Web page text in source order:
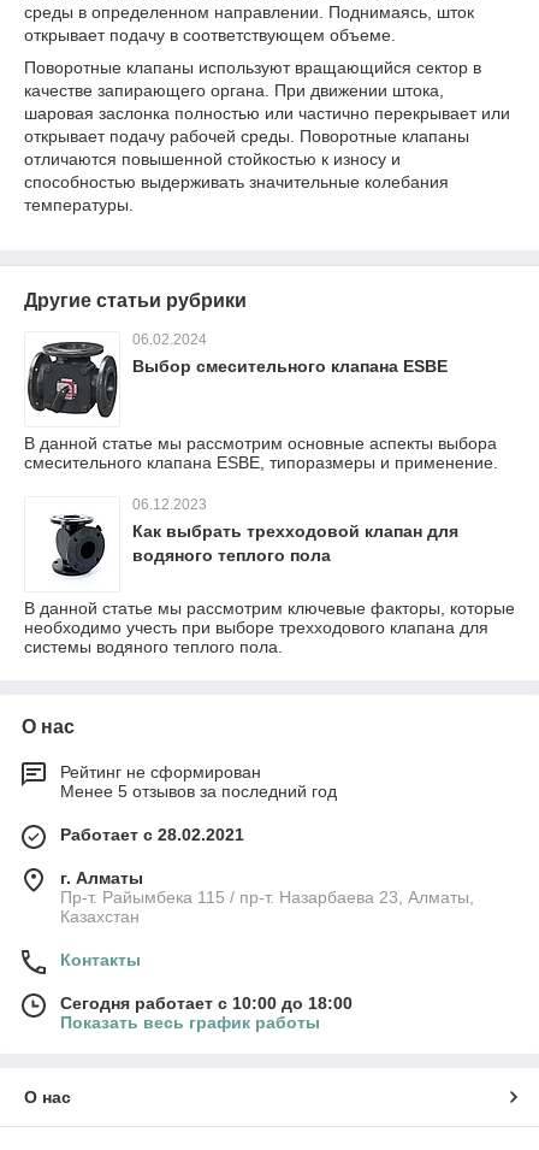
среды в определенном направлении. Поднимаясь, шток
открывает подачу в соответствующем объеме.
Поворотные клапаны используют вращающийся сектор в
качестве запирающего органа. При движении штока,
шаровая заслонка полностью или частично перекрывает или
открывает подачу рабочей среды. Поворотные клапаны
отличаются повышенной стойкостью к износу и
способностью выдерживать значительные колебания
температуры.
Другие статьи рубрики
06.02.2024
Выбор смесительного клапана ESBE
В данной статье мы рассмотрим основные аспекты выбора
смесительного клапана ESBE, типоразмеры и применение.
06.12.2023
Как выбрать трехходовой клапан для
водяного теплого пола
В данной статье мы рассмотрим ключевые факторы, которые
необходимо учесть при выборе трехходового клапана для
системы водяного теплого пола.
О нас
Рейтинг не сформирован
Менее 5 отзывов за последний год
Работает с 28.02.2021
г. Алматы
Пр-т. Райымбека 115 / пр-т. Назарбаева 23, Алматы,
Казахстан
Контакты
Сегодня работает с 10:00 до 18:00
Показать весь график работы
О нас